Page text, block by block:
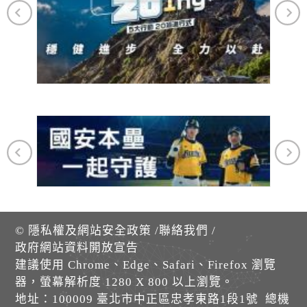
© 隱私權及網站安全政策 /聯絡我們 /
政府網站資料開放宣告
建議使用 Chrome、Edge、Safari、Firefox 瀏覽
器，螢幕解析度 1280 X 800 以上瀏覽。
地址：100009 臺北市中正區忠孝東路1段1號 總機